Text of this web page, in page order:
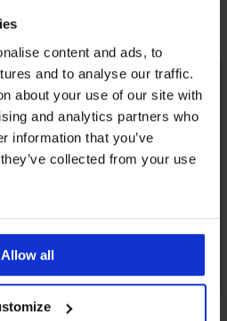
content and ads, to
and to analyse our traffic.
about your use of our site with
and analytics partners who
information that you’ve
collected from your use
Allow all
u dit ook leuk